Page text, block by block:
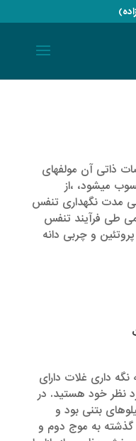
ذاتی آن مولفه­­­ای
میشود، ،از
مدت نگهداری تنفس
طی فرآیند تنفس
و چربی دانه
نگه داری غلات دارای
نظر خود هستید. در
بتنی بود و
گذشته به موج دوم و